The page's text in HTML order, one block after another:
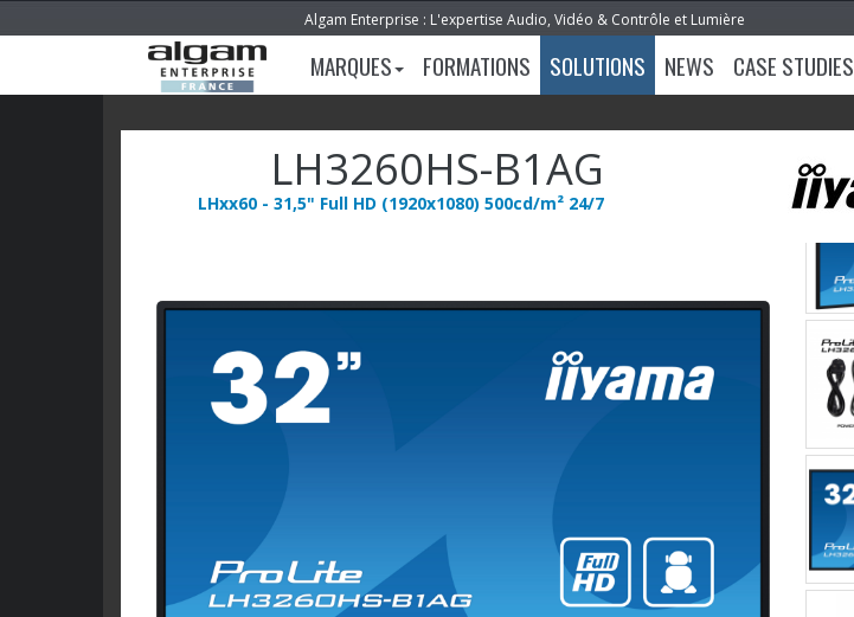
Algam Enterprise : L'expertise Audio, Vidéo & Contrôle et Lumière
MARQUES FORMATIONS SOLUTIONS NEWS CASE STUDIES
LH3260HS-B1AG
LHxx60 - 31,5" Full HD (1920x1080) 500cd/m² 24/7